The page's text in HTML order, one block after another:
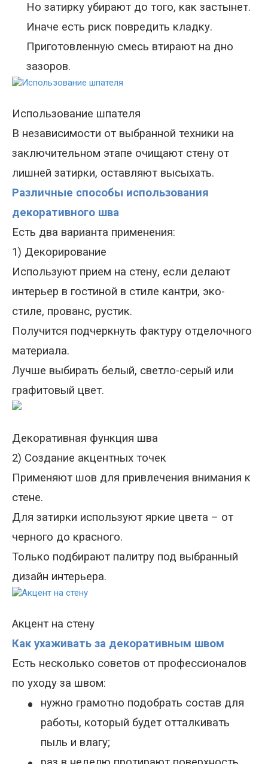
Но затирку убирают до того, как застынет.
Иначе есть риск повредить кладку.
Приготовленную смесь втирают на дно
зазоров.
Использование шпателя
В независимости от выбранной техники на
заключительном этапе очищают стену от
лишней затирки, оставляют высыхать.
Различные способы использования
декоративного шва
Есть два варианта применения:
1) Декорирование
Используют прием на стену, если делают
интерьер в гостиной в стиле кантри, эко-
стиле, прованс, рустик.
Получится подчеркнуть фактуру отделочного
материала.
Лучше выбирать белый, светло-серый или
графитовый цвет.
Декоративная функция шва
2) Создание акцентных точек
Применяют шов для привлечения внимания к
стене.
Для затирки используют яркие цвета – от
черного до красного.
Только подбирают палитру под выбранный
дизайн интерьера.
Акцент на стену
Как ухаживать за декоративным швом
Есть несколько советов от профессионалов
по уходу за швом:
•
нужно грамотно подобрать состав для
работы, который будет отталкивать
пыль и влагу;